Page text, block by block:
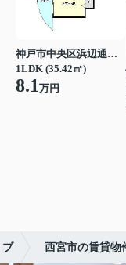
神戸市中央区浜辺通３丁目
1LDK (35.42㎡)
8.1万円
ブ 西宮市の賃貸物